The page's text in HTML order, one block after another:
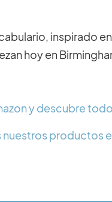
inspirado
hoy en
y descubre
nuestros productos